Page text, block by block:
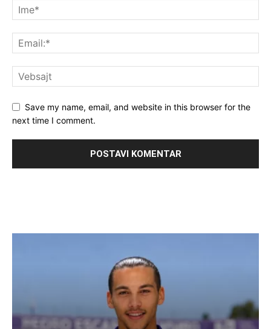
Save my name, email, and website in this browser for the
next time I comment.